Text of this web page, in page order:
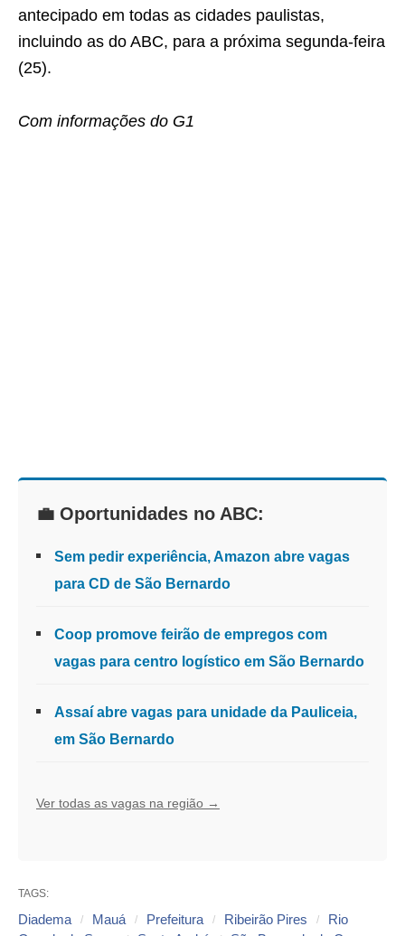
antecipado em todas as cidades paulistas,
incluindo as do ABC, para a próxima segunda-feira
(25).
Com informações do G1
💼 Oportunidades no ABC:
Sem pedir experiência, Amazon abre vagas
para CD de São Bernardo
Coop promove feirão de empregos com
vagas para centro logístico em São Bernardo
Assaí abre vagas para unidade da Pauliceia,
em São Bernardo
Ver todas as vagas na região →
TAGS:
Diadema Mauá Prefeitura Ribeirão Pires
Rio